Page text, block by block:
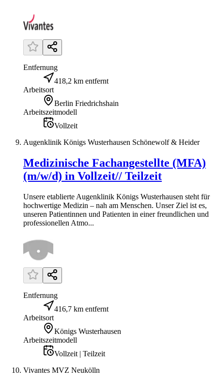
Entfernung
418,2 km entfernt
Arbeitsort
Berlin Friedrichshain
Arbeitszeitmodell
Vollzeit
Augenklinik Königs Wusterhausen Schönewolf & Heider
Medizinische Fachangestellte (MFA)
(m/w/d) in Vollzeit// Teilzeit
Unsere etablierte Augenklinik Königs Wusterhausen steht für
hochwertige Medizin – nah am Menschen. Unser Ziel ist es,
unseren Patientinnen und Patienten in einer freundlichen und
professionellen Atmo...
Entfernung
416,7 km entfernt
Arbeitsort
Königs Wusterhausen
Arbeitszeitmodell
Vollzeit | Teilzeit
Vivantes MVZ Neukölln